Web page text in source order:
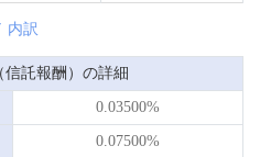
内訳
信託報酬）の詳細
0.03500%
0.07500%